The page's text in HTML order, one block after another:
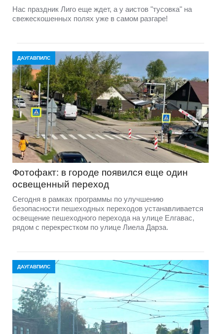
Нас праздник Лиго еще ждет, а у аистов "тусовка" на
свежескошенных полях уже в самом разгаре!
ДАУГАВПИЛС
Фотофакт: в городе появился еще один
освещенный переход
Сегодня в рамках программы по улучшению
безопасности пешеходных переходов устанавливается
освещение пешеходного перехода на улице Елгавас,
рядом с перекрестком по улице Лиела Дарза.
ДАУГАВПИЛС